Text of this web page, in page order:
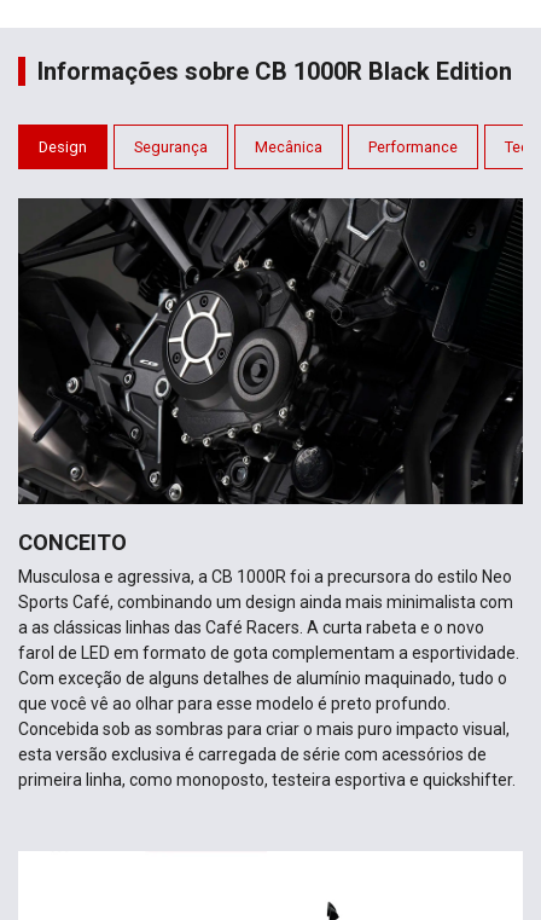
Informações sobre CB 1000R Black Edition
Design Segurança Mecânica Performance
CONCEITO
Musculosa e agressiva, a CB 1000R foi a precursora do estilo Neo
Sports Café, combinando um design ainda mais minimalista com
a as clássicas linhas das Café Racers. A curta rabeta e o novo
farol de LED em formato de gota complementam a esportividade.
Com exceção de alguns detalhes de alumínio maquinado, tudo o
que você vê ao olhar para esse modelo é preto profundo.
Concebida sob as sombras para criar o mais puro impacto visual,
esta versão exclusiva é carregada de série com acessórios de
primeira linha, como monoposto, testeira esportiva e quickshifter.